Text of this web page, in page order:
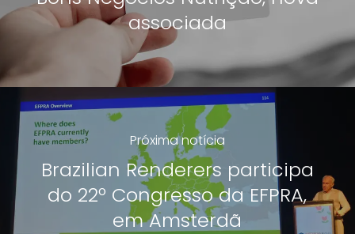
associada
Próxima notícia
Brazilian Renderers participa
do 22º Congresso da EFPRA,
em Amsterdã